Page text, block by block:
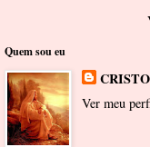
Quem sou eu
Ver meu